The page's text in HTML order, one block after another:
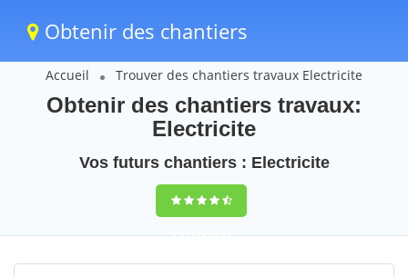
Obtenir des chantiers
Accueil Trouver des chantiers travaux Electricite
Obtenir des chantiers travaux:
Electricite
Vos futurs chantiers : Electricite
9,5(100%)83
votes